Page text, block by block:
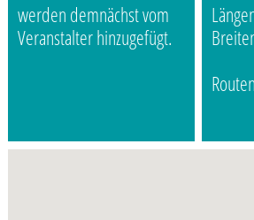
werden demnächst vom
Veranstalter hinzugefügt.